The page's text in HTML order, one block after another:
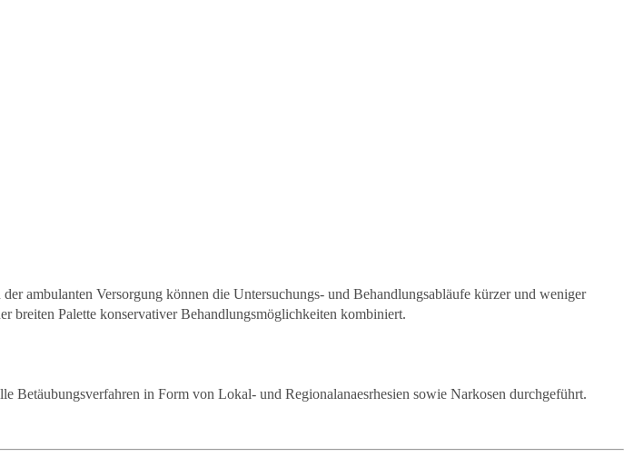
ambulanten Versorgung können die Untersuchungs- und Behandlungsabläufe kürzer und weniger
breiten Palette konservativer Behandlungsmöglichkeiten kombiniert.
Betäubungsverfahren in Form von Lokal- und Regionalanaesrhesien sowie Narkosen durchgeführt.